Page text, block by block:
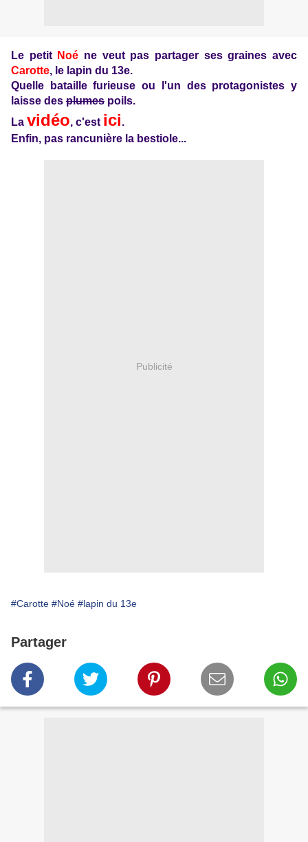
Le petit Noé ne veut pas partager ses graines avec
Carotte, le lapin du 13e.
Quelle bataille furieuse ou l'un des protagonistes y
laisse des plumes poils.
La vidéo, c'est ici.
Enfin, pas rancunière la bestiole...
Publicité
#Carotte #Noé #lapin du 13e
Partager